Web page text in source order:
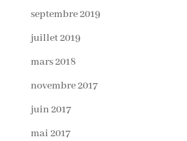
septembre 2019
juillet 2019
mars 2018
novembre 2017
juin 2017
mai 2017